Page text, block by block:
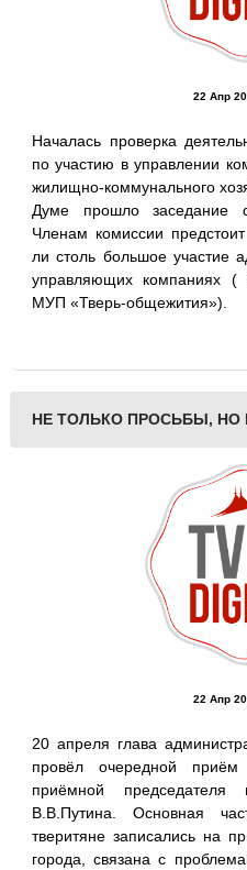
22 Апр
Началась проверка
по участию в управлении
жилищно-коммунального
Думе прошло заседание
Членам комиссии
ли столь большое участие
управляющих компаниях
МУП «Тверь-общежития»).
НЕ ТОЛЬКО ПРОСЬБЫ, НО
22 Апр
20 апреля глава
провёл очередной
приёмной
В.В.Путина. Основная
тверитяне записались на
города, связана с